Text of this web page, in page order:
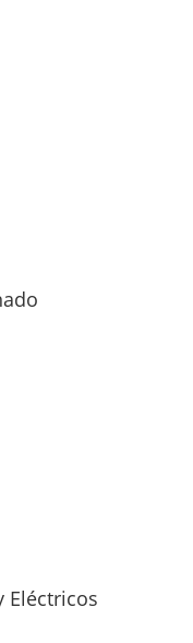
Eléctricos